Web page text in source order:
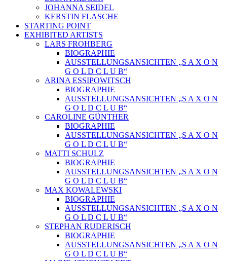
JOHANNA SEIDEL
KERSTIN FLASCHE
STARTING POINT
EXHIBITED ARTISTS
LARS FROHBERG
BIOGRAPHIE
AUSSTELLUNGSANSICHTEN „S A X O N
G O L D C L U B“
ARINA ESSIPOWITSCH
BIOGRAPHIE
AUSSTELLUNGSANSICHTEN „S A X O N
G O L D C L U B“
CAROLINE GÜNTHER
BIOGRAPHIE
AUSSTELLUNGSANSICHTEN „S A X O N
G O L D C L U B“
MATTI SCHULZ
BIOGRAPHIE
AUSSTELLUNGSANSICHTEN „S A X O N
G O L D C L U B“
MAX KOWALEWSKI
BIOGRAPHIE
AUSSTELLUNGSANSICHTEN „S A X O N
G O L D C L U B“
STEPHAN RUDERISCH
BIOGRAPHIE
AUSSTELLUNGSANSICHTEN „S A X O N
G O L D C L U B“